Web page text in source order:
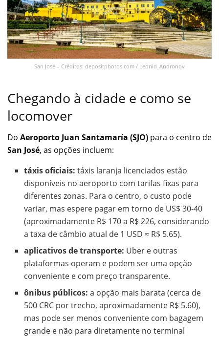
San José – Créditos: depositphotos.com / Leonid_Andronov
Chegando à cidade e como se
locomover
Do Aeroporto Juan Santamaría (SJO) para o centro de
San José, as opções incluem:
táxis oficiais: táxis laranja licenciados estão
disponíveis no aeroporto com tarifas fixas para
diferentes zonas. Para o centro, o custo pode
variar, mas espere pagar em torno de US$ 30-40
(aproximadamente R$ 170 a R$ 226, considerando
a taxa de câmbio atual de 1 USD ≈ R$ 5.65).
aplicativos de transporte: Uber e outras
plataformas operam e podem ser uma opção
conveniente e com preço transparente.
ônibus públicos: a opção mais barata (cerca de
500 CRC por trecho, aproximadamente R$ 5.60),
mas pode ser menos conveniente com bagagem
grande e não para diretamente no terminal